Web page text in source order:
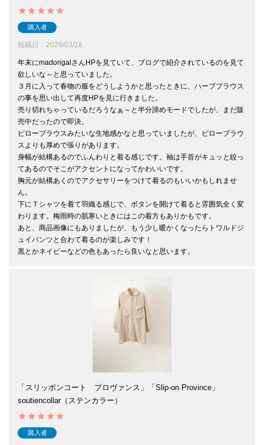
購入者
投稿日 2026/03/18
年末にmadorigalさんHPを見ていて、ブログで紹介されているのを見て
欲しいな～と思っていました。
３月に入って春物の服をどうしようかと思ったときに、ハーブブラウス
の事を思い出して再度HPを見に行きました。
売り切れちゃっているだろうなぁ～と半分諦めモードでしたが、まだ販
売中だったので即決。
ピローブラウスみたいな生地感かなと思っていましたが、ピローブラウ
スよりも厚めで張りがあります。
身幅が結構あるのでふんわりと着る感じです。袖は手首がキュッと絞っ
てあるのでそこがアクセントになってかわいいです。
胸元が結構あくのでアクセサリーをつけて着るのもいいかもしれませ
ん。
下にＴシャツを着て羽織る感じで、ボタンを開けて着ると雰囲気全く変
わります。梅雨時の肌寒いときにはこの着方もありかもです。
あと、商品画像にもありましたが、もう少し暖かくなったらトワルドジ
ュイパンツと合わて着るのが楽しみです！
黒とかネイビーなどの色もあったら良いなと思います。
「スリッポンコート プロヴァンス」「Slip-on Province」
soutiencollar（ステンカラー）
購入者